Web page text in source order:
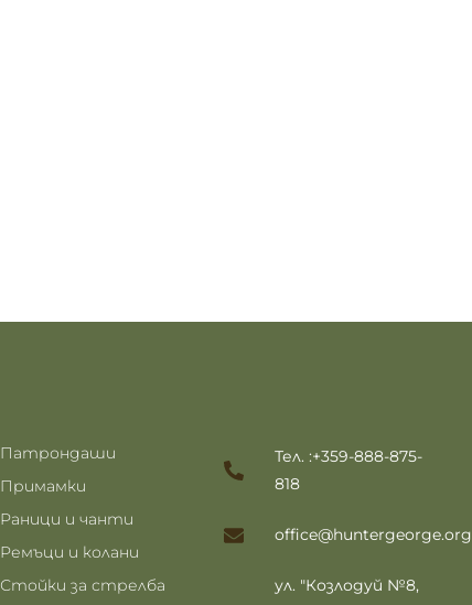
Патрондаши
Примамки
Раници и чанти
Ремъци и колани
Стойки за стрелба
Тел. :+359-888-875-
818
office@huntergeorge.org
ул. "Козлодуй №8,